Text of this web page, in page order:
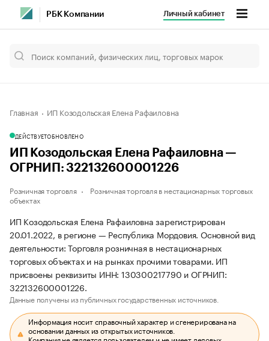
РБК Компании Личный кабинет
Главная ИП Козодольская Елена Рафаиловна
ДЕЙСТВУЕТОБНОВЛЕНО
ИП Козодольская Елена Рафаиловна —
ОГРНИП: 322132600001226
Розничная торговля
Розничная торговля в нестационарных торговых
объектах
ИП Козодольская Елена Рафаиловна зарегистрирован
20.01.2022, в регионе — Республика Мордовия. Основной вид
деятельности: Торговля розничная в нестационарных
торговых объектах и на рынках прочими товарами. ИП
присвоены реквизиты ИНН: 130300217790 и ОГРНИП:
322132600001226.
Данные получены из публичных государственных источников.
Информация носит справочный характер и сгенерирована на
основании данных из открытых источников.